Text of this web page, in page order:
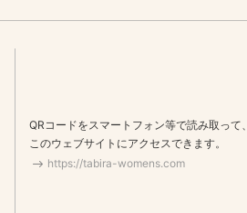
QRコードをスマートフォン等で読み取って、
このウェブサイトにアクセスできます。
https://tabira-womens.com